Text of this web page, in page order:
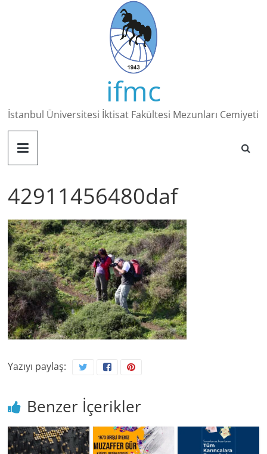
ifmc
İstanbul Üniversitesi İktisat Fakültesi Mezunları Cemiyeti
42911456480daf
Yazıyı paylaş:
Benzer İçerikler